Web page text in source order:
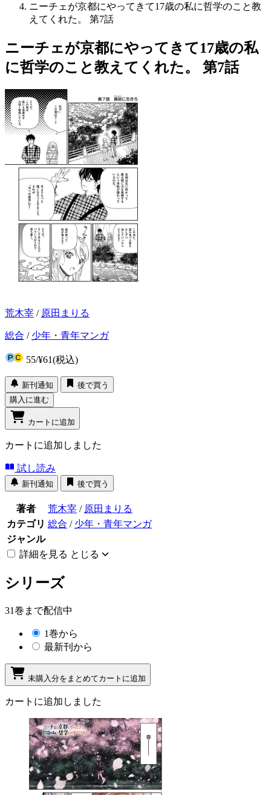
ニーチェが京都にやってきて17歳の私に哲学のこと教
えてくれた。 第7話
ニーチェが京都にやってきて17歳の私
に哲学のこと教えてくれた。 第7話
荒木宰 / 原田まりる
総合 / 少年・青年マンガ
55/¥61(税込)
新刊通知
後で買う
購入に進む
カートに追加
カートに追加しました
試し読み
新刊通知 後で買う
著者 荒木宰 / 原田まりる
カテゴリ 総合 / 少年・青年マンガ
ジャンル
詳細を見る とじる
シリーズ
31巻まで配信中
1巻から
最新刊から
未購入分をまとめてカートに追加
カートに追加しました